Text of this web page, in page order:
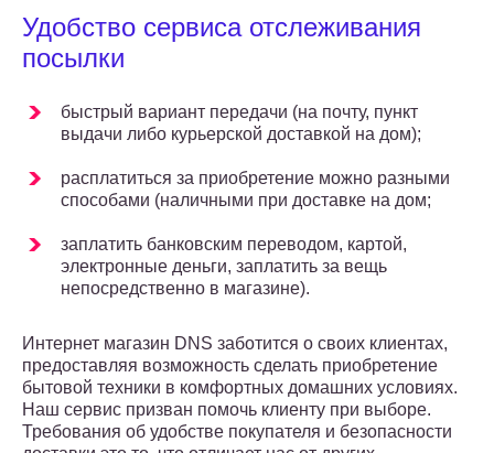
Удобство сервиса отслеживания
посылки
быстрый вариант передачи (на почту, пункт
выдачи либо курьерской доставкой на дом);
расплатиться за приобретение можно разными
способами (наличными при доставке на дом;
заплатить банковским переводом, картой,
электронные деньги, заплатить за вещь
непосредственно в магазине).
Интернет магазин DNS заботится о своих клиентах,
предоставляя возможность сделать приобретение
бытовой техники в комфортных домашних условиях.
Наш сервис призван помочь клиенту при выборе.
Требования об удобстве покупателя и безопасности